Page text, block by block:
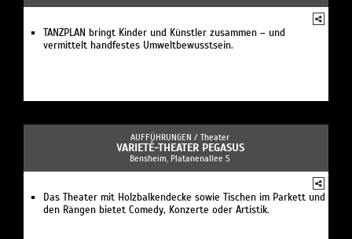
TANZPLAN bringt Kinder und Künstler zusammen – und
vermittelt handfestes Umweltbewusstsein.
AUFFÜHRUNGEN / Theater
VARIETÉ-THEATER PEGASUS
Bensheim, Platanenallee 5
Das Theater mit Holzbalkendecke sowie Tischen im Parkett und
den Rängen bietet Comedy, Konzerte oder Artistik.